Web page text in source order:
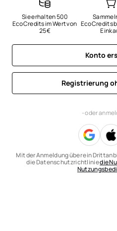
Sie erhalten 500
EcoCredits im Wert von
25 €
EcoCredits
Konto
Registrierung
- oder
Mit der Anmeldung über ein
die Datenschutzrichtliniedie